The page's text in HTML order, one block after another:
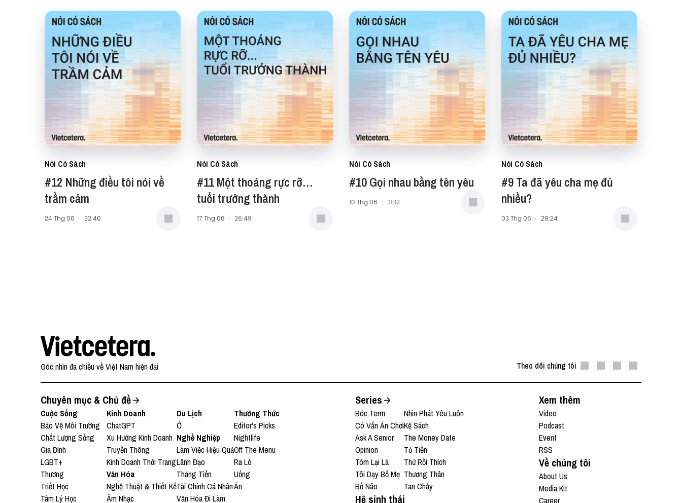
Nói Có Sách
#12 Những điều tôi nói về
trầm cảm
24 Thg 06 · 32:40
Nói Có Sách
#11 Một thoáng rực rỡ…
tuổi trưởng thành
17 Thg 06 · 26:49
Nói Có Sách
#10 Gọi nhau bằng tên yêu
10 Thg 06 · 31:12
Nói Có Sách
#9 Ta đã yêu cha mẹ đủ
nhiều?
03 Thg 06 · 28:24
Góc nhìn đa chiều về Việt Nam hiện đại Theo dõi chúng tôi
Chuyên mục & Chủ đề
Cuộc Sống
Bảo Vệ Môi Trường
Chất Lượng Sống
Gia Đình
LGBT+
Thương
Triết Học
Tâm Lý Học
Kinh Doanh
ChatGPT
Xu Hướng Kinh Doanh
Truyền Thông
Kinh Doanh Thời Trang
Văn Hóa
Nghệ Thuật & Thiết Kế
Âm Nhạc
Du Lịch
Ở
Nghề Nghiệp
Làm Việc Hiệu Quả
Lãnh Đạo
Thăng Tiến
Tài Chính Cá Nhân
Văn Hóa Đi Làm
Thưởng Thức
Editor's Picks
Nightlife
Off The Menu
Ra Lò
Uống
Ăn
Series
Bóc Term
Có Vấn Ăn Chơi
Ask A Senior
Opinion
Tóm Lại Là
Tôi Dạy Bố Mẹ
Bổ Não
Nhìn Phát Yêu Luôn
Kệ Sách
The Money Date
Tỏ Tiền
Thử Rồi Thích
Thương Thân
Tan Chảy
Hệ sinh thái
Xem thêm
Video
Podcast
Event
RSS
Về chúng tôi
About Us
Media Kit
Career